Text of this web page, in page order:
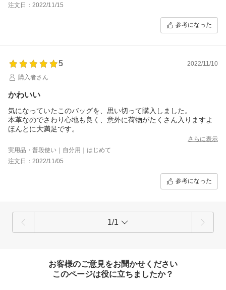
注文日：2022/11/15
参考になった
5
2022/11/10
購入者さん
かわいい
気になっていたこのバッグを、思い切って購入しました。
本革なのでさわり心地も良く、意外に荷物がたくさん入りますよ
ほんとに大満足です。
さらに表示
実用品・普段使い｜自分用｜はじめて
注文日：2022/11/05
参考になった
1/1
お客様のご意見をお聞かせください
このページは役に立ちましたか？